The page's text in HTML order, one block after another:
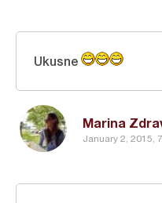
Marina
January 2, 2015,
Ukusne